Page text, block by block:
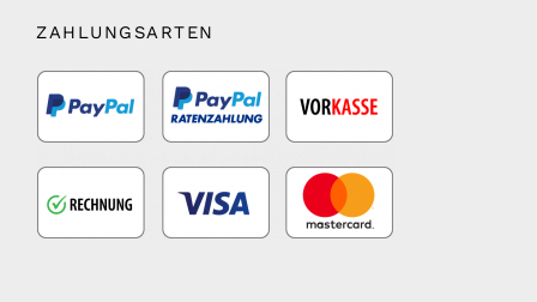
ZAHLUNGSARTEN